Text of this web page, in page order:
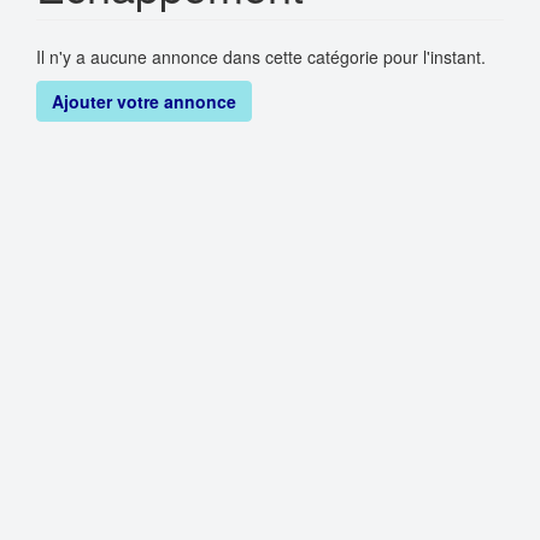
Il n'y a aucune annonce dans cette catégorie pour l'instant.
Ajouter votre annonce